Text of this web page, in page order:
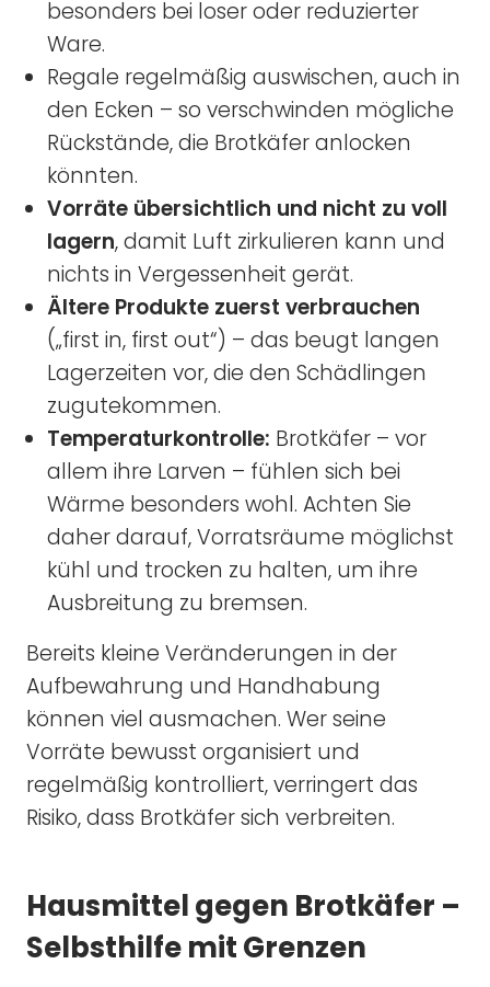
besonders bei loser oder reduzierter
Ware.
Regale regelmäßig auswischen, auch in
den Ecken – so verschwinden mögliche
Rückstände, die Brotkäfer anlocken
könnten.
Vorräte übersichtlich und nicht zu voll
lagern, damit Luft zirkulieren kann und
nichts in Vergessenheit gerät.
Ältere Produkte zuerst verbrauchen
(„first in, first out“) – das beugt langen
Lagerzeiten vor, die den Schädlingen
zugutekommen.
Temperaturkontrolle: Brotkäfer – vor
allem ihre Larven – fühlen sich bei
Wärme besonders wohl. Achten Sie
daher darauf, Vorratsräume möglichst
kühl und trocken zu halten, um ihre
Ausbreitung zu bremsen.
Bereits kleine Veränderungen in der
Aufbewahrung und Handhabung
können viel ausmachen. Wer seine
Vorräte bewusst organisiert und
regelmäßig kontrolliert, verringert das
Risiko, dass Brotkäfer sich verbreiten.
Hausmittel gegen Brotkäfer –
Selbsthilfe mit Grenzen